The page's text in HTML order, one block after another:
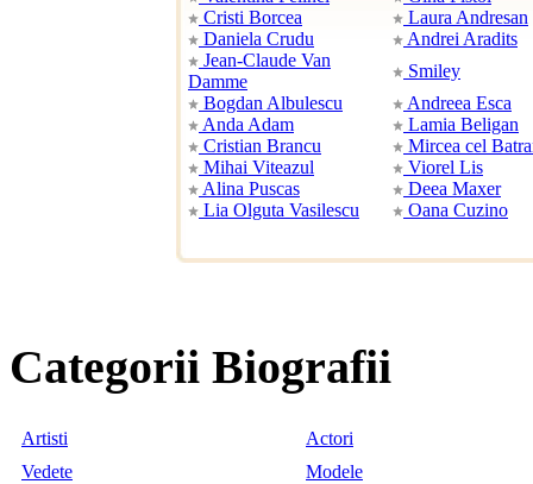
Cristi Borcea
Laura Andresan
Daniela Crudu
Andrei Aradits
Jean-Claude Van
Damme
Smiley
Bogdan Albulescu
Andreea Esca
Anda Adam
Lamia Beligan
Cristian Brancu
Mircea cel
Mihai Viteazul
Viorel Lis
Alina Puscas
Deea Maxer
Lia Olguta Vasilescu
Oana Cuzino
Categorii Biografii
Artisti
Actori
Vedete
Modele